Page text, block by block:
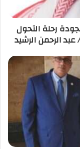
رحلة التحول
الرحمن الرشيد